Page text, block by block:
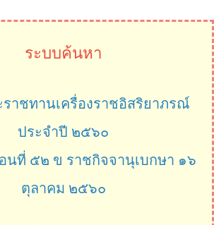
ระบบค้นหา
ราชทานเครื่องราชอิสริยาภรณ์
ประจำปี ๒๕๖๐
นที่ ๕๒ ข ราชกิจจานุเบกษา ๑๖
ตุลาคม ๒๕๖๐